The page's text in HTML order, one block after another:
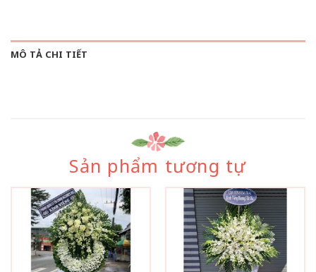
MÔ TẢ CHI TIẾT
Sản phẩm tương tự